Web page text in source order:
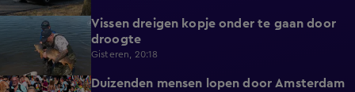
1:20
Vissen dreigen kopje onder te gaan door
droogte
Gisteren, 20:18
0:31
Duizenden mensen lopen door Amsterdam